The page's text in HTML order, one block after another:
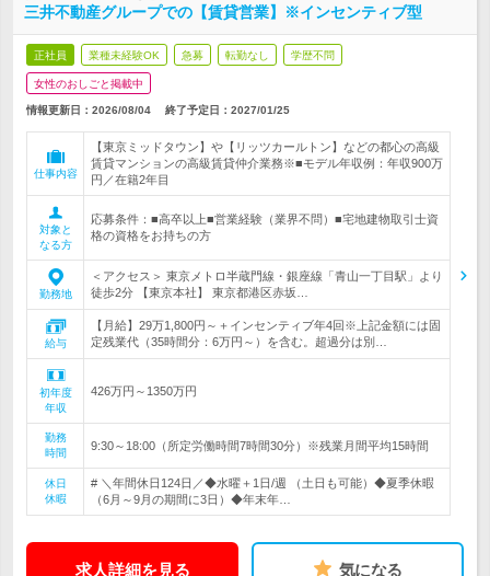
三井不動産グループでの【賃貸営業】※インセンティブ型
正社員 業種未経験OK 急募 転勤なし 学歴不問
女性のおしごと掲載中
情報更新日：2026/08/04 終了予定日： 2027/01/25
仕事内容
【東京ミッドタウン】や【リッツカールトン】などの都心の高級
賃貸マンションの高級賃貸仲介業務※■モデル年収例：年収900万
円／在籍2年目
対象と
なる方
応募条件：■高卒以上■営業経験（業界不問）■宅地建物取引士資
格の資格をお持ちの方
勤務地
＜アクセス＞ 東京メトロ半蔵門線・銀座線「青山一丁目駅」より
徒歩2分 【東京本社】 東京都港区赤坂…
給与
【月給】29万1,800円～＋インセンティブ年4回※上記金額には固
定残業代（35時間分：6万円～）を含む。超過分は別…
初年度
年収
426万円～1350万円
勤務
時間
9:30～18:00（所定労働時間7時間30分）※残業月間平均15時間
休日
休暇
# ＼年間休日124日／◆水曜＋1日/週 （土日も可能）◆夏季休暇
（6月～9月の期間に3日）◆年末年…
求人詳細を見る 気になる